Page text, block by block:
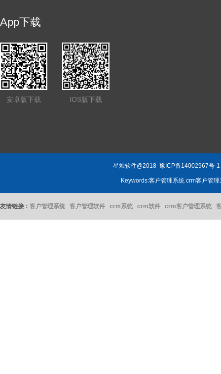
App下载
安卓版下载 IOS版下载
星烛软件@2018 豫ICP备14002967号-1
Keywords:客户管理系统 crm客户管
友情链接： 客户管理系统 客户管理软件 crm系统 crm软件 crm客户管理系统